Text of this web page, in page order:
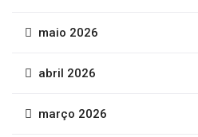
maio 2026
abril 2026
março 2026